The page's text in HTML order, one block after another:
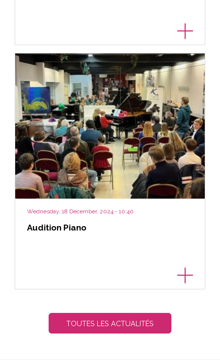
Wednesday, 18 December, 2024 - 10:40
Audition Piano
TOUTES LES ACTUALITÉS